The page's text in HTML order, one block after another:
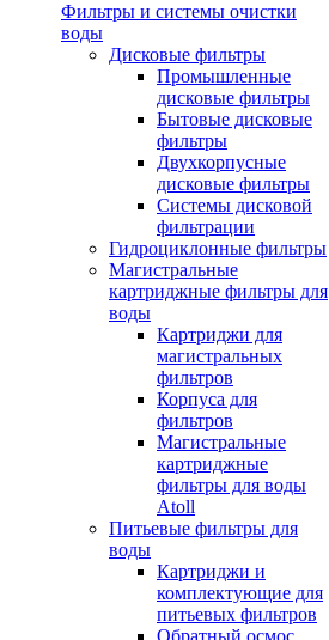
Фильтры и системы очистки
воды
Дисковые фильтры
Промышленные
дисковые фильтры
Бытовые дисковые
фильтры
Двухкорпусные
дисковые фильтры
Системы дисковой
фильтрации
Гидроциклонные фильтры
Магистральные
картриджные фильтры для
воды
Картриджи для
магистральных
фильтров
Корпуса для
фильтров
Магистральные
картриджные
фильтры для воды
Atoll
Питьевые фильтры для
воды
Картриджи и
комплектующие для
питьевых фильтров